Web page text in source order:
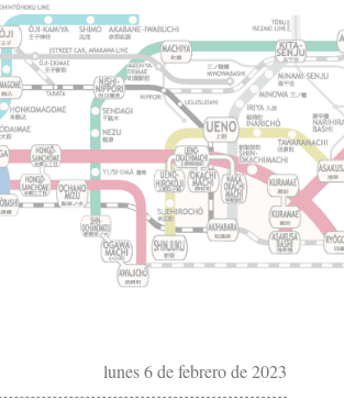
lunes 6 de febrero de 2023